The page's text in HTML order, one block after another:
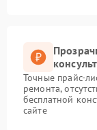
Точные прайс-
ремонта,
бесплатной
сайте